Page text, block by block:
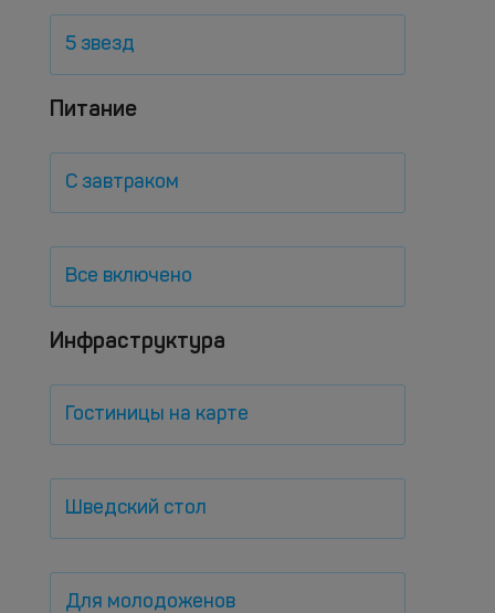
5 звезд
Питание
С завтраком
Все включено
Инфраструктура
Гостиницы на карте
Шведский стол
Для молодоженов